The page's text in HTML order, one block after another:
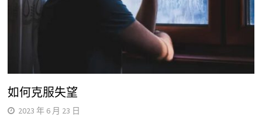
如何克服失望
2023 年 6 月 23 日